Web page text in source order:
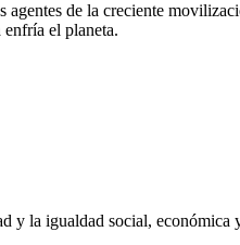
de la creciente
el planeta.
y la igualdad social, económica